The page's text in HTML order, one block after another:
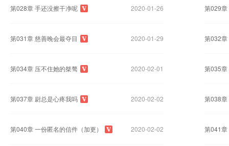
第028章 手还没擦干净呢 2020-01-26 第029章
第031章 慈善晚会最夺目 2020-01-29 第032章
第034章 压不住她的桀骜 2020-02-01 第035章
第037章 尉总是心疼我吗 2020-02-02 第038章
第040章 一份匿名的信件（加更） 2020-02-02 第041章